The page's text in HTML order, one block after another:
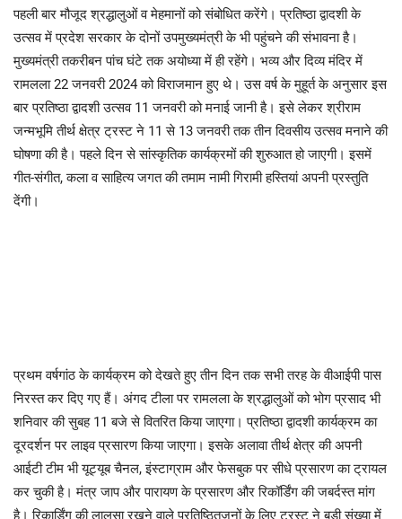
पहली बार मौजूद श्रद्धालुओं व मेहमानों को संबोधित करेंगे। प्रतिष्ठा द्वादशी के
उत्सव में प्रदेश सरकार के दोनों उपमुख्यमंत्री के भी पहुंचने की संभावना है।
मुख्यमंत्री तकरीबन पांच घंटे तक अयोध्या में ही रहेंगे। भव्य और दिव्य मंदिर में
रामलला 22 जनवरी 2024 को विराजमान हुए थे। उस वर्ष के मुहूर्त के अनुसार इस
बार प्रतिष्ठा द्वादशी उत्सव 11 जनवरी को मनाई जानी है। इसे लेकर श्रीराम
जन्मभूमि तीर्थ क्षेत्र ट्रस्ट ने 11 से 13 जनवरी तक तीन दिवसीय उत्सव मनाने की
घोषणा की है। पहले दिन से सांस्कृतिक कार्यक्रमों की शुरुआत हो जाएगी। इसमें
गीत-संगीत, कला व साहित्य जगत की तमाम नामी गिरामी हस्तियां अपनी प्रस्तुति
देंगी।
प्रथम वर्षगांठ के कार्यक्रम को देखते हुए तीन दिन तक सभी तरह के वीआईपी पास
निरस्त कर दिए गए हैं। अंगद टीला पर रामलला के श्रद्धालुओं को भोग प्रसाद भी
शनिवार की सुबह 11 बजे से वितरित किया जाएगा। प्रतिष्ठा द्वादशी कार्यक्रम का
दूरदर्शन पर लाइव प्रसारण किया जाएगा। इसके अलावा तीर्थ क्षेत्र की अपनी
आईटी टीम भी यूट्यूब चैनल, इंस्टाग्राम और फेसबुक पर सीधे प्रसारण का ट्रायल
कर चुकी है। मंत्र जाप और पारायण के प्रसारण और रिकॉर्डिंग की जबर्दस्त मांग
है। रिकार्डिंग की लालसा रखने वाले प्रतिष्ठितजनों के लिए ट्रस्ट ने बड़ी संख्या में